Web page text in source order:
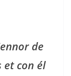
de
et con él